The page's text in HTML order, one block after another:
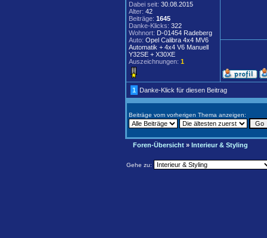
Dabei seit: 30.08.2015
Alter: 42
Beiträge: 1645
Danke-Klicks: 322
Wohnort: D-01454 Radeberg
Auto: Opel Calibra 4x4 MV6
Automatik + 4x4 V6 Manuell
Y32SE + X30XE
Auszeichnungen: 1
1 Danke-Klick für diesen Beitrag
Beiträge vom vorherigen Thema anzeigen:
Foren-Übersicht » Interieur & Styling
Gehe zu: